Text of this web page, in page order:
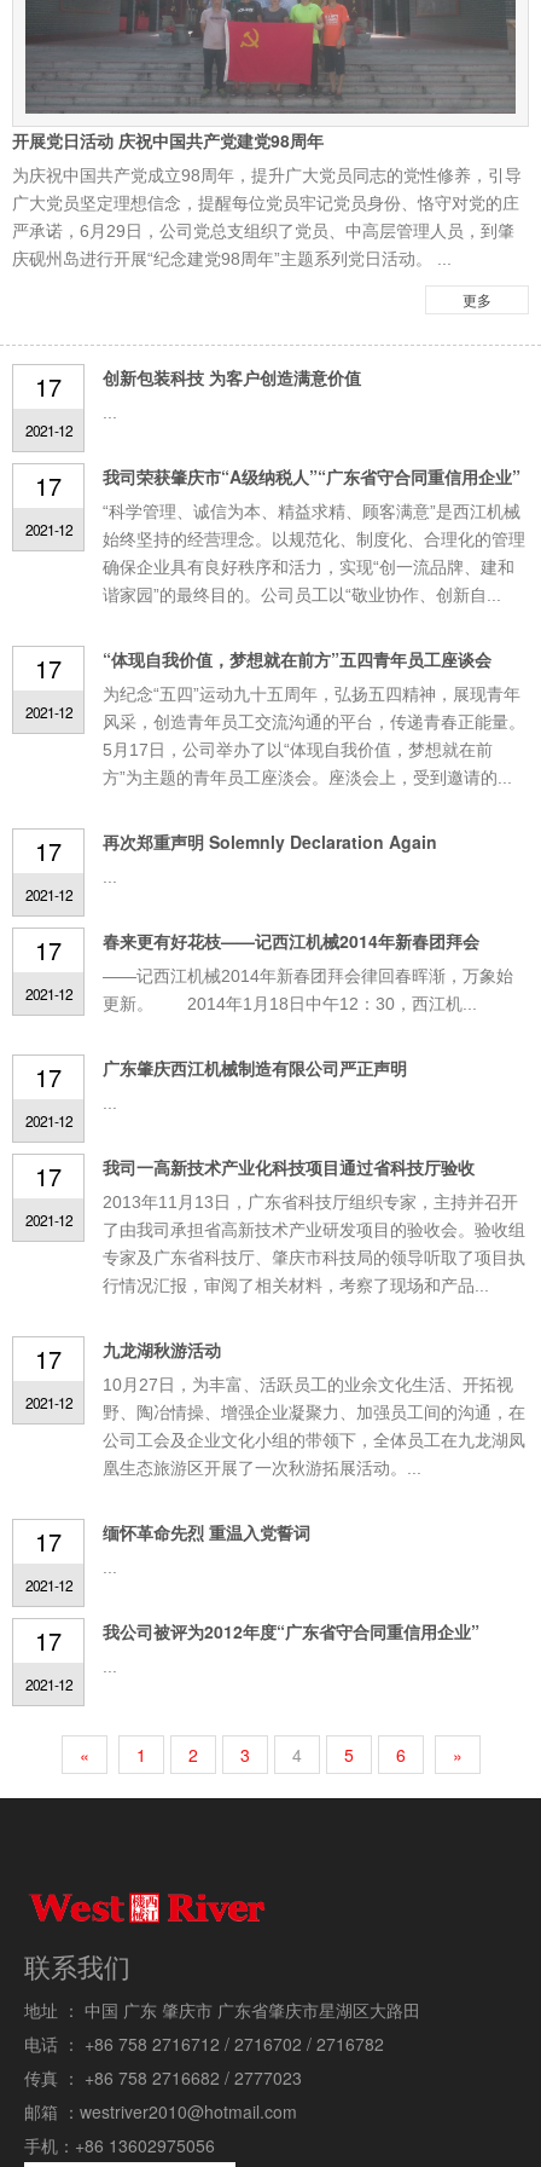
开展党日活动 庆祝中国共产党建党98周年
为庆祝中国共产党成立98周年，提升广大党员同志的党性修养，引导
广大党员坚定理想信念，提醒每位党员牢记党员身份、恪守对党的庄
严承诺，6月29日，公司党总支组织了党员、中高层管理人员，到肇
庆砚州岛进行开展“纪念建党98周年”主题系列党日活动。 ...
更多
17
2021-12
创新包装科技 为客户创造满意价值
17
2021-12
我司荣获肇庆市“A级纳税人”“广东省守合同重信用企业”
“科学管理、诚信为本、精益求精、顾客满意”是西江机械
始终坚持的经营理念。以规范化、制度化、合理化的管理
确保企业具有良好秩序和活力，实现“创一流品牌、建和
谐家园”的最终目的。公司员工以“敬业协作、创新自...
17
2021-12
“体现自我价值，梦想就在前方”五四青年员工座谈会
为纪念“五四”运动九十五周年，弘扬五四精神，展现青年
风采，创造青年员工交流沟通的平台，传递青春正能量。
5月17日，公司举办了以“体现自我价值，梦想就在前
方”为主题的青年员工座淡会。座淡会上，受到邀请的...
17
2021-12
再次郑重声明 Solemnly Declaration Again
17
2021-12
春来更有好花枝——记西江机械2014年新春团拜会
——记西江机械2014年新春团拜会律回春晖渐，万象始
更新。 2014年1月18日中午12：30，西江机...
17
2021-12
广东肇庆西江机械制造有限公司严正声明
17
2021-12
我司一高新技术产业化科技项目通过省科技厅验收
2013年11月13日，广东省科技厅组织专家，主持并召开
了由我司承担省高新技术产业研发项目的验收会。验收组
专家及广东省科技厅、肇庆市科技局的领导听取了项目执
行情况汇报，审阅了相关材料，考察了现场和产品...
17
2021-12
九龙湖秋游活动
10月27日，为丰富、活跃员工的业余文化生活、开拓视
野、陶冶情操、增强企业凝聚力、加强员工间的沟通，在
公司工会及企业文化小组的带领下，全体员工在九龙湖凤
凰生态旅游区开展了一次秋游拓展活动。...
17
2021-12
缅怀革命先烈 重温入党誓词
17
2021-12
我公司被评为2012年度“广东省守合同重信用企业”
« 1 2 3 4 5 6 »
联系我们
地址 ： 中国 广东 肇庆市 广东省肇庆市星湖区大路田
电话 ： +86 758 2716712 / 2716702 / 2716782
传真 ： +86 758 2716682 / 2777023
邮箱 ： westriver2010@hotmail.com
手机： +86 13602975056